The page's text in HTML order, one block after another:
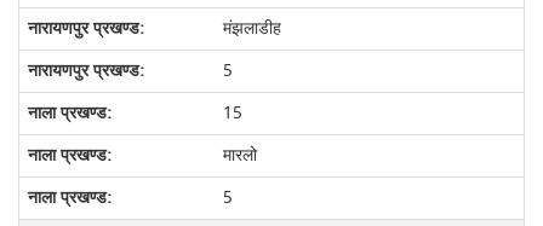
मंझलाडीह
5
15
मारलो
5